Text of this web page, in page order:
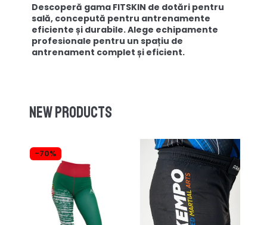
Descoperă gama FITSKIN de dotări pentru
sală, concepută pentru antrenamente
eficiente și durabile. Alege echipamente
profesionale pentru un spațiu de
antrenament complet și eficient.
New products
-70%